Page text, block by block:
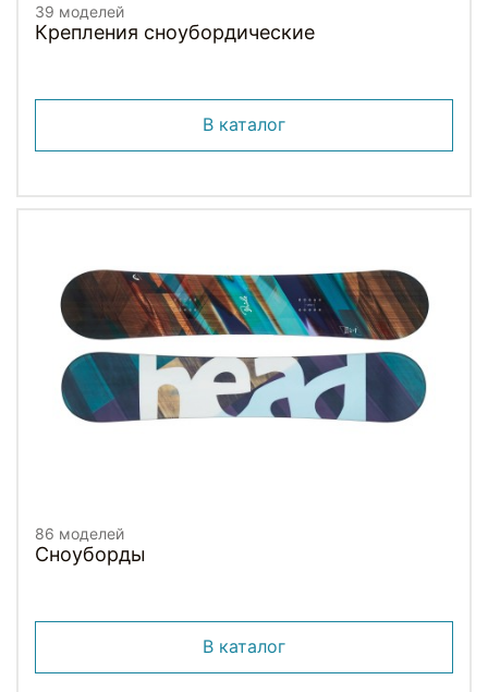
39 моделей
Крепления сноубордические
В каталог
86 моделей
Сноуборды
В каталог